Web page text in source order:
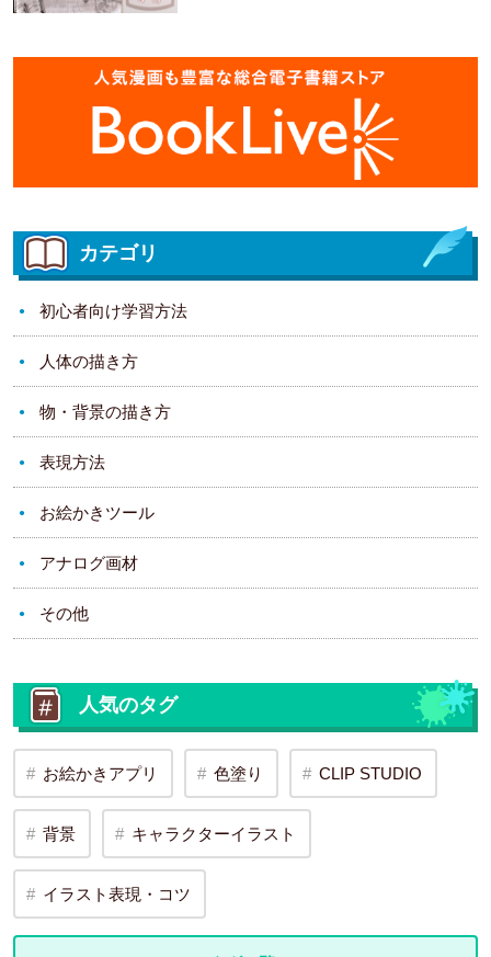
カテゴリ
初心者向け学習方法
人体の描き方
物・背景の描き方
表現方法
お絵かきツール
アナログ画材
その他
人気のタグ
お絵かきアプリ 色塗り CLIP STUDIO
背景 キャラクターイラスト
イラスト表現・コツ